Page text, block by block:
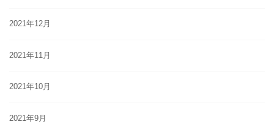
2021年12月
2021年11月
2021年10月
2021年9月